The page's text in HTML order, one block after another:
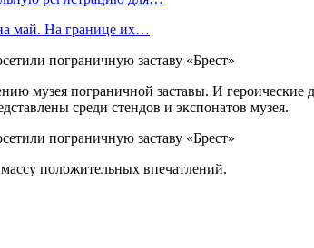
май. На границе их…
музея пограничной заставы. И
среди стендов и экспонатов музея.
положительных впечатлений.